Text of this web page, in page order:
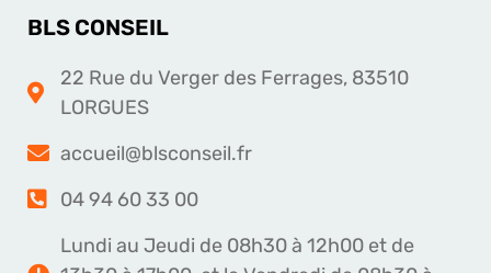
BLS CONSEIL
22 Rue du Verger des Ferrages, 83510
LORGUES
accueil@blsconseil.fr
04 94 60 33 00
Lundi au Jeudi de 08h30 à 12h00 et de